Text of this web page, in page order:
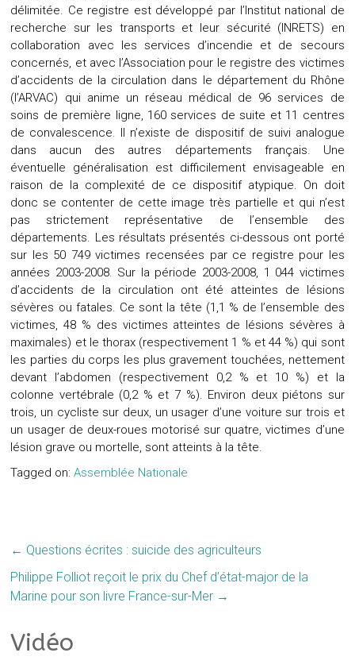
délimitée. Ce registre est développé par l’Institut national de
recherche sur les transports et leur sécurité (INRETS) en
collaboration avec les services d’incendie et de secours
concernés, et avec l’Association pour le registre des victimes
d’accidents de la circulation dans le département du Rhône
(l’ARVAC) qui anime un réseau médical de 96 services de
soins de première ligne, 160 services de suite et 11 centres
de convalescence. Il n’existe de dispositif de suivi analogue
dans aucun des autres départements français. Une
éventuelle généralisation est difficilement envisageable en
raison de la complexité de ce dispositif atypique. On doit
donc se contenter de cette image très partielle et qui n’est
pas strictement représentative de l’ensemble des
départements. Les résultats présentés ci-dessous ont porté
sur les 50 749 victimes recensées par ce registre pour les
années 2003-2008. Sur la période 2003-2008, 1 044 victimes
d’accidents de la circulation ont été atteintes de lésions
sévères ou fatales. Ce sont la tête (1,1 % de l’ensemble des
victimes, 48 % des victimes atteintes de lésions sévères à
maximales) et le thorax (respectivement 1 % et 44 %) qui sont
les parties du corps les plus gravement touchées, nettement
devant l’abdomen (respectivement 0,2 % et 10 %) et la
colonne vertébrale (0,2 % et 7 %). Environ deux piétons sur
trois, un cycliste sur deux, un usager d’une voiture sur trois et
un usager de deux-roues motorisé sur quatre, victimes d’une
lésion grave ou mortelle, sont atteints à la tête.
Tagged on:Assemblée Nationale
← Questions écrites : suicide des agriculteurs
Philippe Folliot reçoit le prix du Chef d’état-major de la
Marine pour son livre France-sur-Mer →
Vidéo